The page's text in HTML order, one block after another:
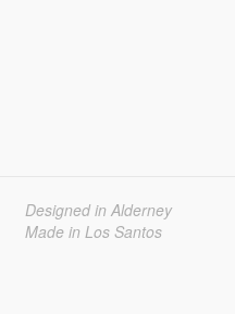
Designed in Alderney
Made in Los Santos